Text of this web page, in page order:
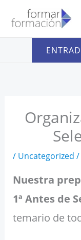
contenido
/ Uncategorized /
Nuestra
1ª Antes de
temario de